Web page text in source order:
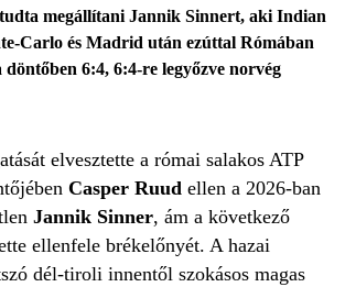
megállítani Jannik Sinnert, aki Indian
Carlo és Madrid után ezúttal Rómában
6:4, 6:4-re legyőzve norvég
elvesztette a római salakos ATP
Casper Ruud ellen a 2026-ban
Jannik Sinner, ám a következő
ellenfele brékelőnyét. A hazai
dél-tiroli innentől szokásos magas